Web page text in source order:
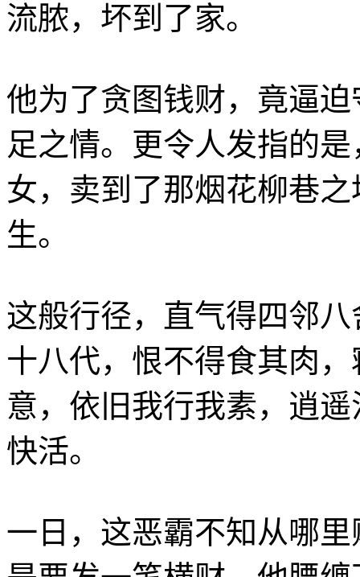
流脓，坏到了家。
他为了贪图钱财，竟逼
足之情。更令人发指的
女，卖到了那烟花柳巷
生。
这般行径，直气得四邻
十八代，恨不得食其肉
意，依旧我行我素，逍
快活。
一日，这恶霸不知从哪